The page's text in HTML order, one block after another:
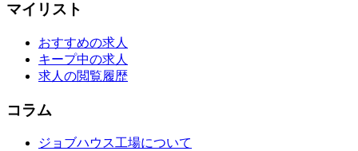
マイリスト
おすすめの求人
キープ中の求人
求人の閲覧履歴
コラム
ジョブハウス工場について